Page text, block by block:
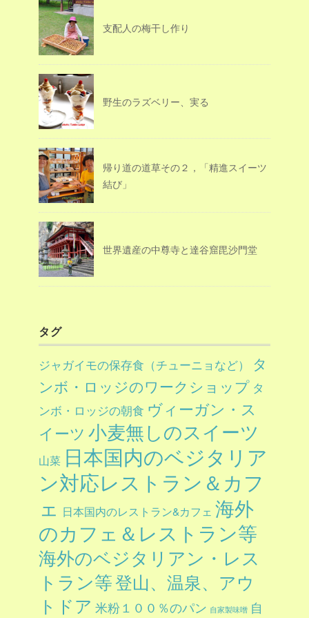
支配人の梅干し作り
野生のラズベリー、実る
帰り道の道草その２，「精進スイーツ
結び」
世界遺産の中尊寺と達谷窟毘沙門堂
タグ
ジャガイモの保存食（チューニョなど）
タ
ンボ・ロッジのワークショップ タ
ンボ・ロッジの朝食 ヴィーガン・ス
イーツ 小麦無しのスイーツ
山菜 日本国内のベジタリア
ン対応レストラン＆カフ
ェ 日本国内のレストラン&カフェ 海外
のカフェ＆レストラン等
海外のベジタリアン・レス
トラン等登山、温泉、アウ
トドア 米粉１００％のパン 自家製味噌 自